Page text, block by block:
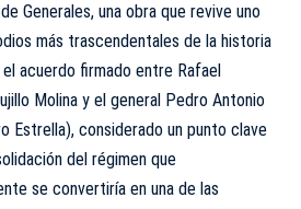
Generales, una obra que revive uno
más trascendentales de la historia
el acuerdo firmado entre Rafael
Molina y el general Pedro Antonio
Estrella), considerado un punto clave
del régimen que
se convertiría en una de las